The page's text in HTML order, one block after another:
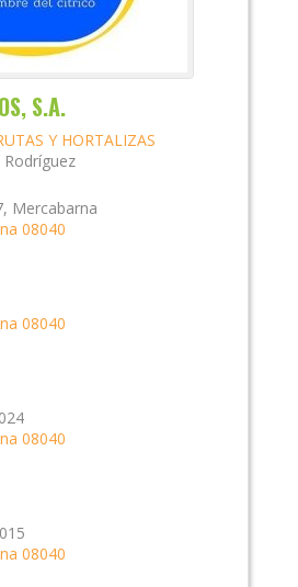
S.A.
Y HORTALIZAS
Rodríguez
Mercabarna
08040
08040
08040
08040